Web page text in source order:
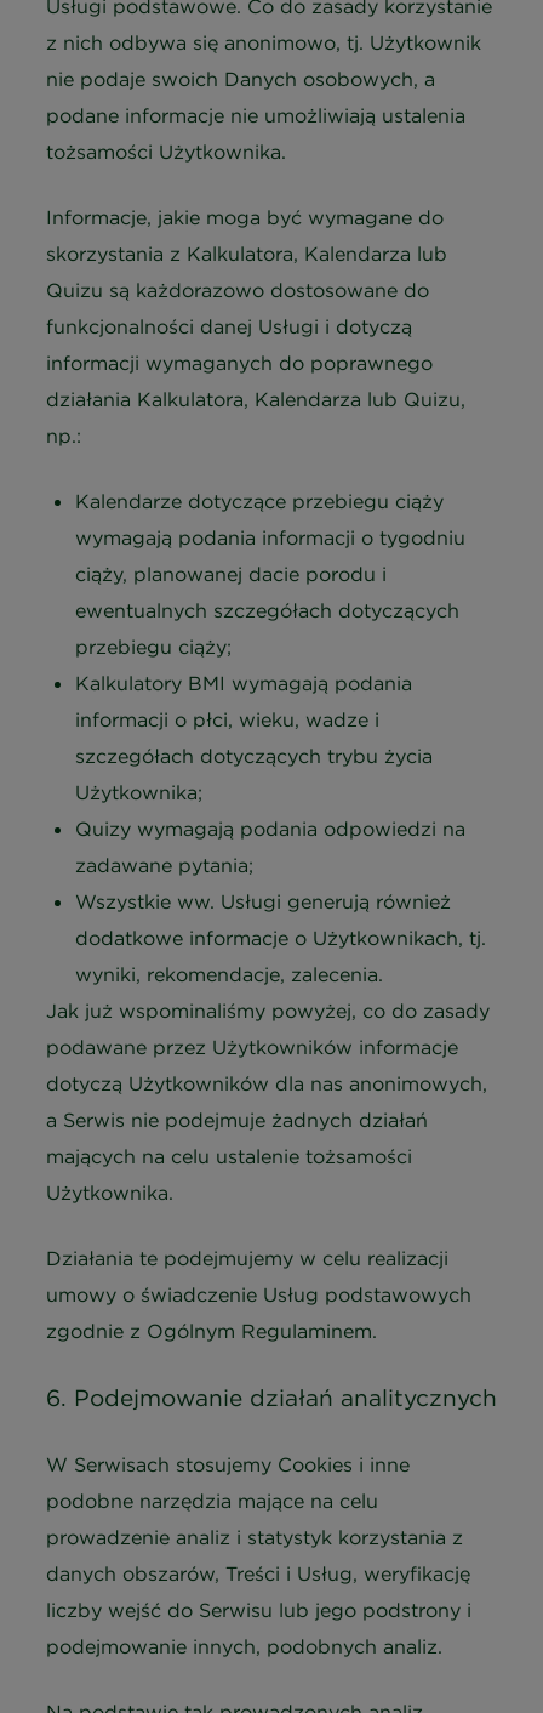
Usługi podstawowe. Co do zasady korzystanie
z nich odbywa się anonimowo, tj. Użytkownik
nie podaje swoich Danych osobowych, a
podane informacje nie umożliwiają ustalenia
tożsamości Użytkownika.
Informacje, jakie moga być wymagane do
skorzystania z Kalkulatora, Kalendarza lub
Quizu są każdorazowo dostosowane do
funkcjonalności danej Usługi i dotyczą
informacji wymaganych do poprawnego
działania Kalkulatora, Kalendarza lub Quizu,
np.:
Kalendarze dotyczące przebiegu ciąży
wymagają podania informacji o tygodniu
ciąży, planowanej dacie porodu i
ewentualnych szczegółach dotyczących
przebiegu ciąży;
Kalkulatory BMI wymagają podania
informacji o płci, wieku, wadze i
szczegółach dotyczących trybu życia
Użytkownika;
Quizy wymagają podania odpowiedzi na
zadawane pytania;
Wszystkie ww. Usługi generują również
dodatkowe informacje o Użytkownikach, tj.
wyniki, rekomendacje, zalecenia.
Jak już wspominaliśmy powyżej, co do zasady
podawane przez Użytkowników informacje
dotyczą Użytkowników dla nas anonimowych,
a Serwis nie podejmuje żadnych działań
mających na celu ustalenie tożsamości
Użytkownika.
Działania te podejmujemy w celu realizacji
umowy o świadczenie Usług podstawowych
zgodnie z Ogólnym Regulaminem.
6. Podejmowanie działań analitycznych
W Serwisach stosujemy Cookies i inne
podobne narzędzia mające na celu
prowadzenie analiz i statystyk korzystania z
danych obszarów, Treści i Usług, weryfikację
liczby wejść do Serwisu lub jego podstrony i
podejmowanie innych, podobnych analiz.